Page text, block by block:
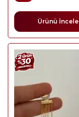
Ürünü İncele